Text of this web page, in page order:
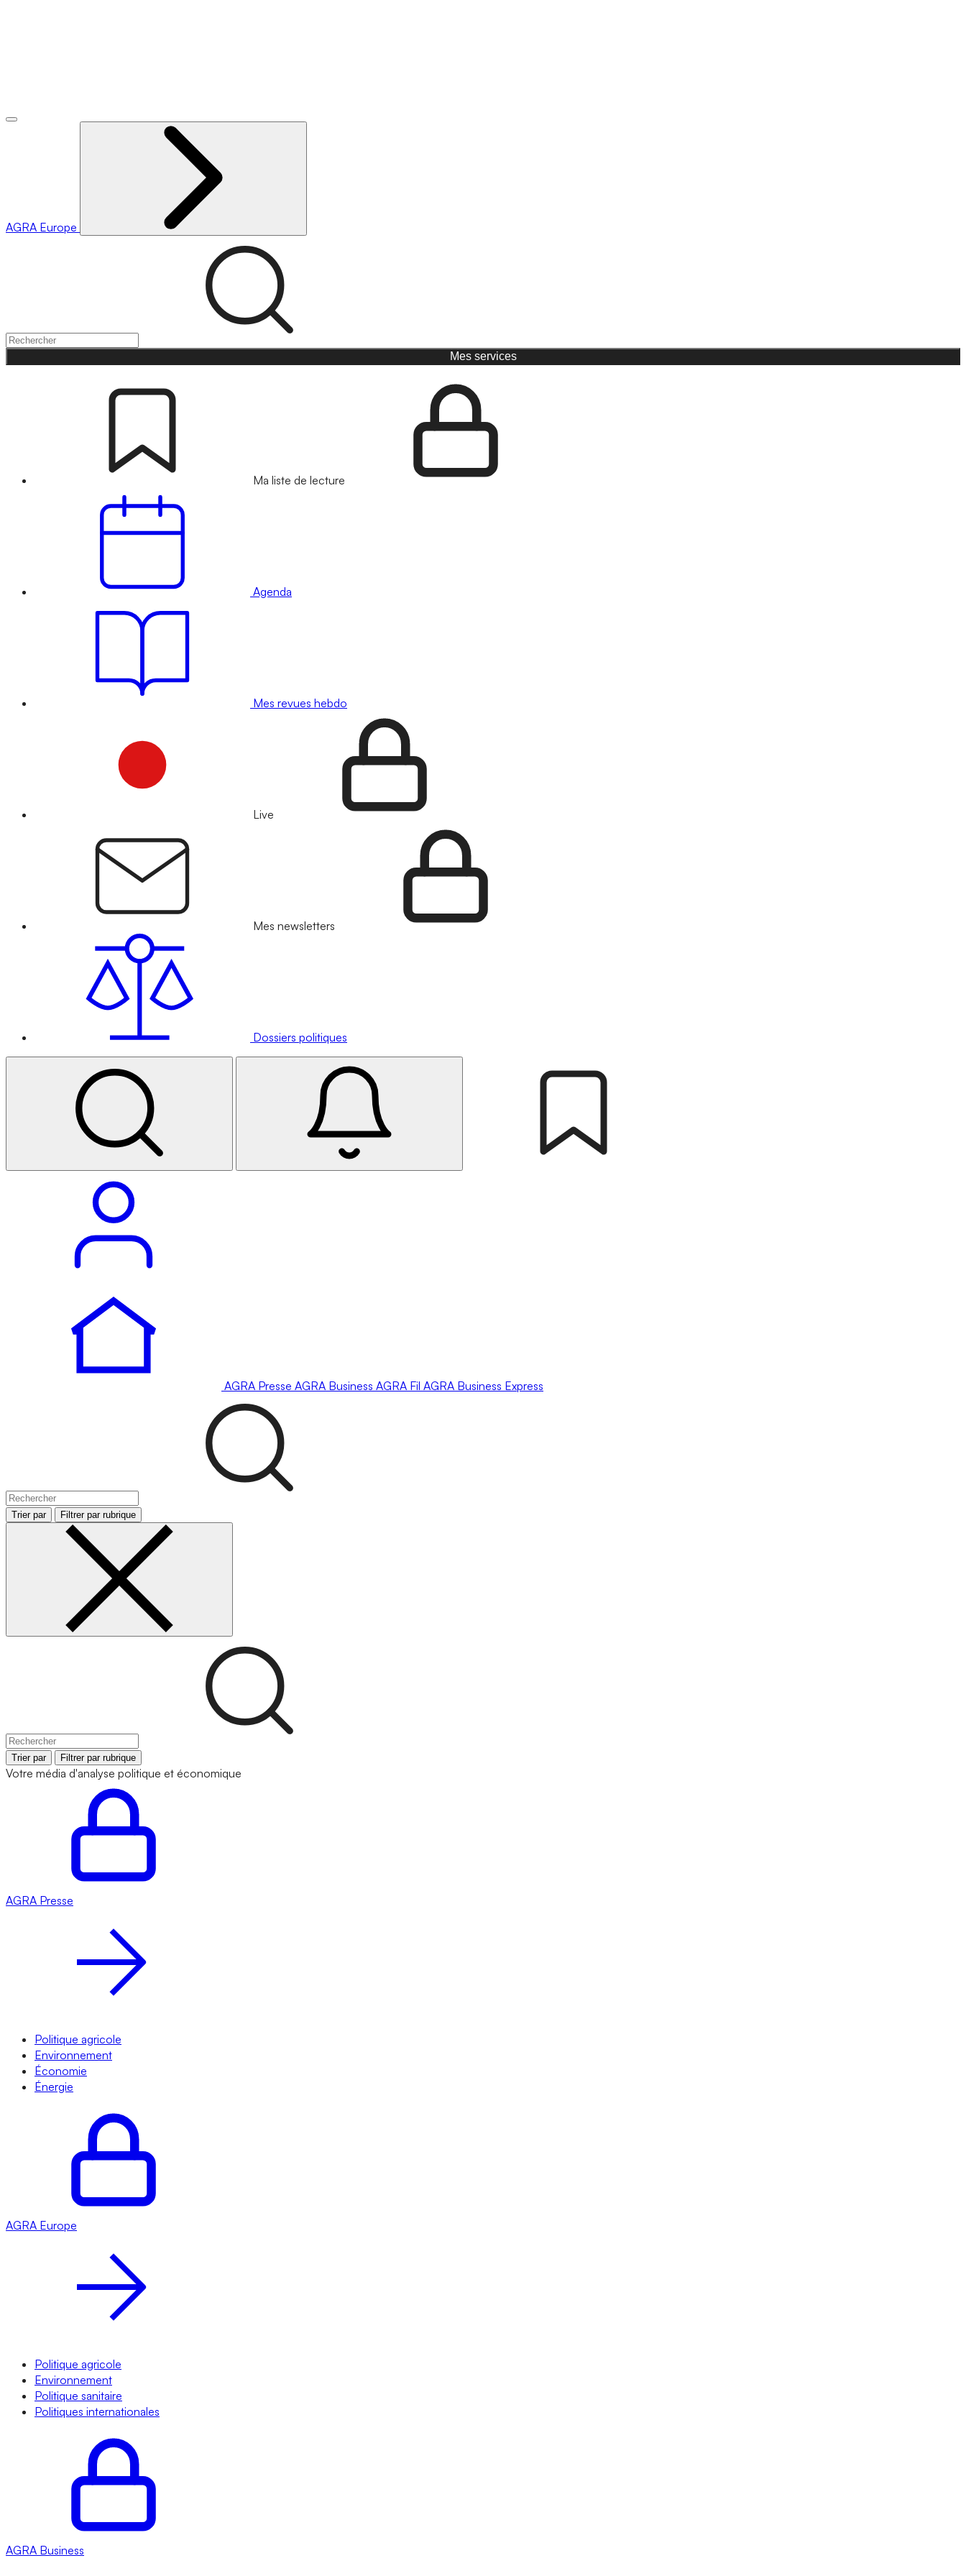
AGRA Europe
Mes services
Ma liste de lecture
Agenda
Mes revues hebdo
Live
Mes newsletters
Dossiers politiques
AGRA Presse AGRA Business AGRA Fil AGRA Business Express
Trier par Filtrer par rubrique
Trier par Filtrer par rubrique
Votre média d'analyse politique et économique
AGRA Presse
Politique agricole
Environnement
Économie
Énergie
AGRA Europe
Politique agricole
Environnement
Politique sanitaire
Politiques internationales
AGRA Business